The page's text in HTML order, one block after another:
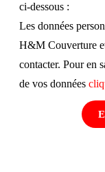
ci-dessous :
Les données
H&M Couverture
contacter. Pour en
de vos données